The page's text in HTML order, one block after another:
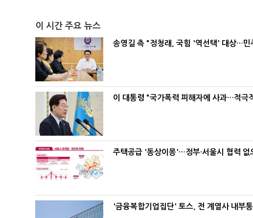
이 시간 주요 뉴스
송영길 측 "정청래, 국힘 '역선택' 대상…민
이 대통령 "국가폭력 피해자에 사과…적극
주택공급 '동상이몽'…정부·서울시 협력 없
'금융복합기업집단' 토스, 전 계열사 내부